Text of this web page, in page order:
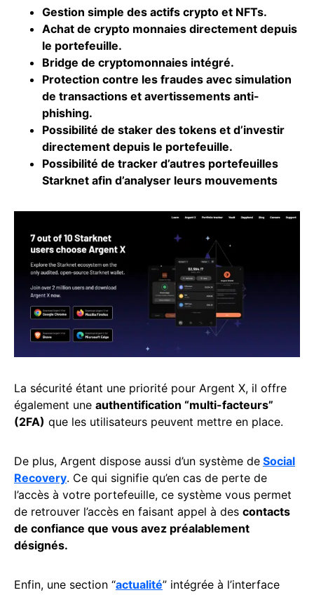
Gestion simple des actifs crypto et NFTs.
Achat de crypto monnaies directement depuis
le portefeuille.
Bridge de cryptomonnaies intégré.
Protection contre les fraudes avec simulation
de transactions et avertissements anti-
phishing.
Possibilité de staker des tokens et d’investir
directement depuis le portefeuille.
Possibilité de tracker d’autres portefeuilles
Starknet afin d’analyser leurs mouvements
La sécurité étant une priorité pour Argent X, il offre
également une authentification “multi-facteurs”
(2FA) que les utilisateurs peuvent mettre en place.
De plus, Argent dispose aussi d’un système de Social
Recovery. Ce qui signifie qu’en cas de perte de
l’accès à votre portefeuille, ce système vous permet
de retrouver l’accès en faisant appel à des contacts
de confiance que vous avez préalablement
désignés.
Enfin, une section “actualité” intégrée à l’interface